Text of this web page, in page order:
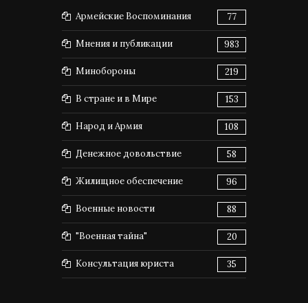
Армейские Воспоминания 77
Мнения и публикации 983
Минобороны 219
В стране и в Мире 153
Народ и Армия 108
Денежное довольствие 58
Жилищное обеспечение 96
Военные новости 88
"Военная тайна" 20
Консультация юриста 35